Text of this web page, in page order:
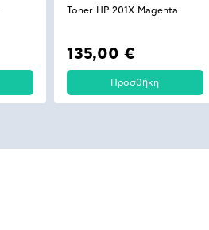
Toner HP 201X Magenta
135,00 €
Προσθήκη